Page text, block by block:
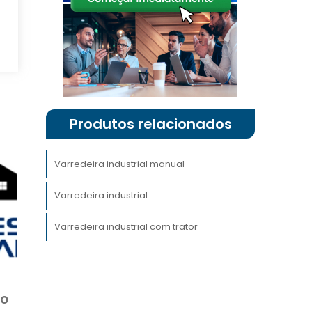
Produtos relacionados
Varredeira industrial manual
Varredeira industrial
Varredeira industrial com trator